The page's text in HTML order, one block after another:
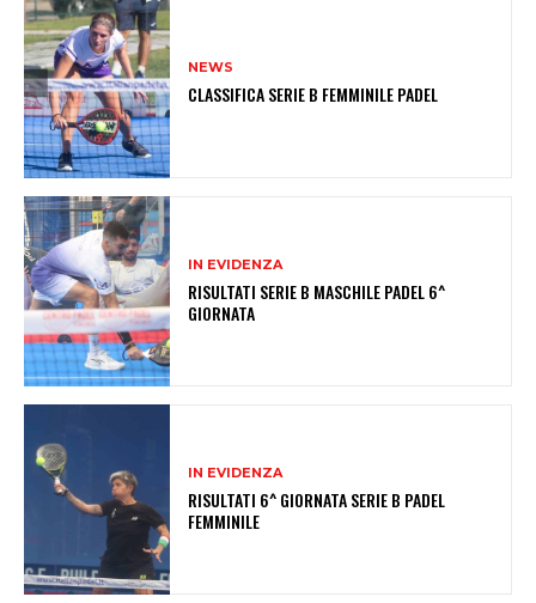
NEWS
CLASSIFICA SERIE B FEMMINILE PADEL
IN EVIDENZA
RISULTATI SERIE B MASCHILE PADEL 6^
GIORNATA
IN EVIDENZA
RISULTATI 6^ GIORNATA SERIE B PADEL
FEMMINILE